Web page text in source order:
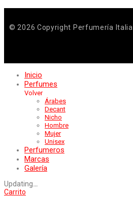
© 2026 Copyright Perfumería Italia
Inicio
Perfumes
Volver
Árabes
Decant
Nicho
Hombre
Mujer
Unisex
Perfumeros
Marcas
Galería
Updating…
Carrito